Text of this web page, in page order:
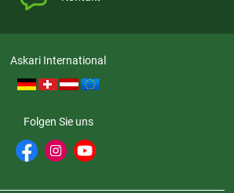
Askari International
Folgen Sie uns